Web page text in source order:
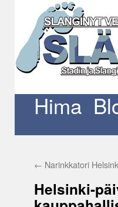
Hima
← Narinkkatori
Helsinki-